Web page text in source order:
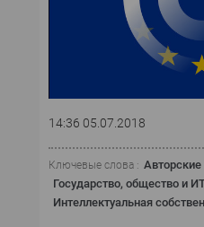
14:36 05.07.2018
Ключевые слова : Авторские
Государство, общество и
Интеллектуальная